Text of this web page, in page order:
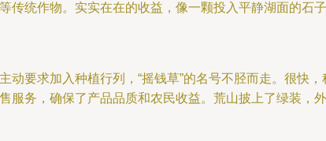
传统作物。实实在在的收益，像一颗投入平静湖面的石子
动要求加入种植行列，“摇钱草”的名号不胫而走。很快
服务，确保了产品品质和农民收益。荒山披上了绿装，